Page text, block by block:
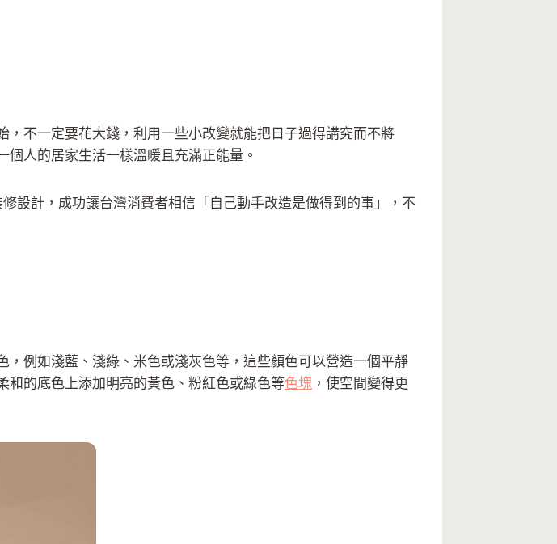
不一定要花大錢，利用一些小改變就能把日子過得講究而不將
人的居家生活一樣溫暖且充滿正能量。
設計，成功讓台灣消費者相信「自己動手改造是做得到的事」，不
，例如淺藍、淺綠、米色或淺灰色等，這些顏色可以營造一個平靜
和的底色上添加明亮的黃色、粉紅色或綠色等色塊 ，使空間變得更